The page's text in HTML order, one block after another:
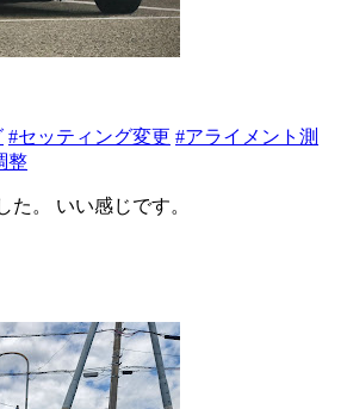
#セッティング変更 #アライメント測
整
た。 いい感じです。